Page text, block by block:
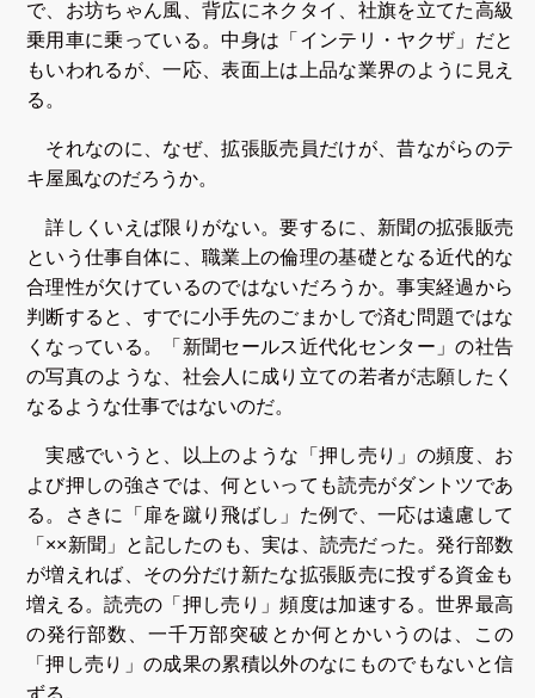
で、お坊ちゃん風、背広にネクタイ、社旗を立てた高級
乗用車に乗っている。中身は「インテリ・ヤクザ」だと
もいわれるが、一応、表面上は上品な業界のように見え
る。
それなのに、なぜ、拡張販売員だけが、昔ながらのテ
キ屋風なのだろうか。
詳しくいえば限りがない。要するに、新聞の拡張販売
という仕事自体に、職業上の倫理の基礎となる近代的な
合理性が欠けているのではないだろうか。事実経過から
判断すると、すでに小手先のごまかしで済む問題ではな
くなっている。「新聞セールス近代化センター」の社告
の写真のような、社会人に成り立ての若者が志願したく
なるような仕事ではないのだ。
実感でいうと、以上のような「押し売り」の頻度、お
よび押しの強さでは、何といっても読売がダントツであ
る。さきに「扉を蹴り飛ばし」た例で、一応は遠慮して
「××新聞」と記したのも、実は、読売だった。発行部数
が増えれば、その分だけ新たな拡張販売に投ずる資金も
増える。読売の「押し売り」頻度は加速する。世界最高
の発行部数、一千万部突破とか何とかいうのは、この
「押し売り」の成果の累積以外のなにものでもないと信
ずる。